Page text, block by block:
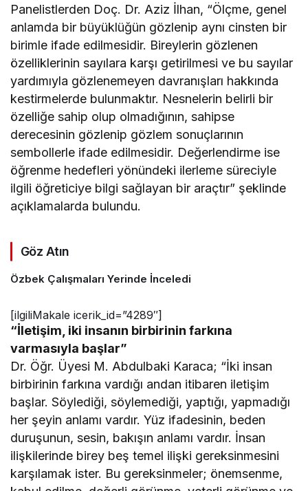
Panelistlerden Doç. Dr. Aziz İlhan, “Ölçme, genel
anlamda bir büyüklüğün gözlenip aynı cinsten bir
birimle ifade edilmesidir. Bireylerin gözlenen
özelliklerinin sayılara karşı getirilmesi ve bu sayılar
yardımıyla gözlenemeyen davranışları hakkında
kestirmelerde bulunmaktır. Nesnelerin belirli bir
özelliğe sahip olup olmadığının, sahipse
derecesinin gözlenip gözlem sonuçlarının
sembollerle ifade edilmesidir. Değerlendirme ise
öğrenme hedefleri yönündeki ilerleme süreciyle
ilgili öğreticiye bilgi sağlayan bir araçtır” şeklinde
açıklamalarda bulundu.
Göz Atın
Özbek Çalışmaları Yerinde İnceledi
[ilgiliMakale icerik_id=”4289″]
“İletişim, iki insanın birbirinin farkına
varmasıyla başlar”
Dr. Öğr. Üyesi M. Abdulbaki Karaca; “İki insan
birbirinin farkına vardığı andan itibaren iletişim
başlar. Söylediği, söylemediği, yaptığı, yapmadığı
her şeyin anlamı vardır. Yüz ifadesinin, beden
duruşunun, sesin, bakışın anlamı vardır. İnsan
ilişkilerinde birey beş temel ilişki gereksinmesini
karşılamak ister. Bu gereksinmeler; önemsenme,